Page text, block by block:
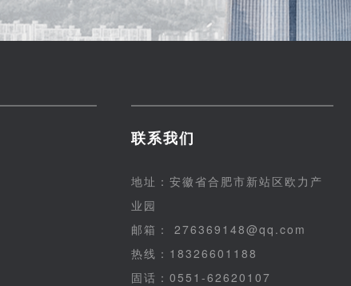
联系我们
地址：安徽省合肥市新站区欧力产
业园
邮箱： 276369148@qq.com
热线：18326601188
固话：0551-62620107